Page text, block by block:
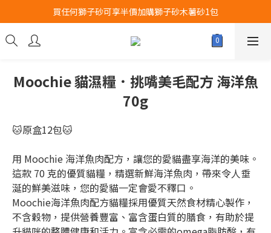
Airbuggy 全線現貨8折！立即點擊火速搶購
買任何獅子砂可享半價加購獅子砂木薯砂1包
Airbuggy 全線現貨8折！立即點擊火速搶購
Moochie 貓濕糧．挑嘴美毛配方 海洋魚
70g
🐱原盒12包🐱
用 Moochie 海洋魚肉配方，讓您的愛貓盡享海洋的美味。
這款 70 克的優質貓糧，精選新鮮海洋魚肉，帶來令人垂
涎的鮮美滋味，您的愛貓一定會愛不釋口。
Moochie海洋魚肉配方貓糧採用優質天然食材精心製作，
不含穀物，提供營養豐富、富含蛋白質的膳食，有助於提